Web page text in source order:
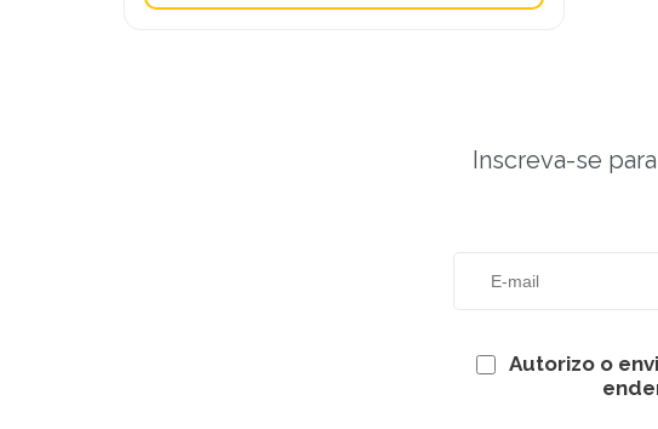
Inscreva-se
Autorizo o